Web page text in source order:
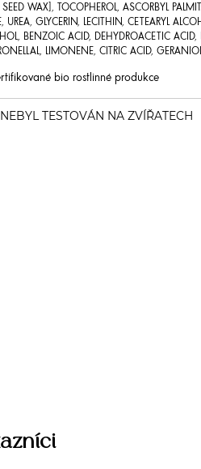
SEED WAX], TOCOPHEROL, ASCORBYL
UREA, GLYCERIN, LECITHIN, CETEARYL
BENZOIC ACID, DEHYDROACETIC
LIMONENE, CITRIC ACID,
bio rostlinné produkce